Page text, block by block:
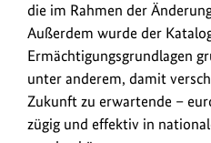
die im Rahmen der
Außerdem wurde der
Ermächtigungsgrundlagen
unter anderem, damit
Zukunft zu erwartende –
zügig und effektiv in